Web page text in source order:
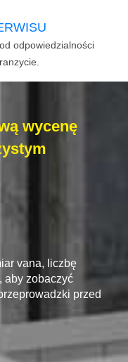
odpowiedzialności
wycenę
vana, liczbę
aby zobaczyć
przed